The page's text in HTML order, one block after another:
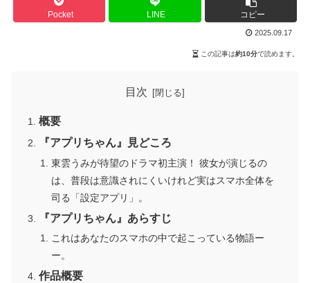
Pocket LINE コピー
2025.09.17
この記事は約10分で読めます。
目次
概要
『アプリちゃん』見どころ
東雲うみが待望のドラマ初主演！ 彼女が演じるの
は、普段は意識されにくいけれど実はスマホ全体を
司る「設定アプリ」。
『アプリちゃん』あらすじ
これはあなたのスマホの中で起こっている物語ー
ー。
作品概要